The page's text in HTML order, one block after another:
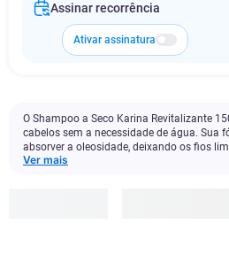
Assinar recorrência
Ativar assinatura
O Shampoo a Seco Karina Revitalizante
cabelos sem a necessidade de água. Sua
absorver a oleosidade, deixando os fios
Ver mais